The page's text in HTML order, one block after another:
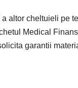
altor cheltuieli pe
Medical
garantii